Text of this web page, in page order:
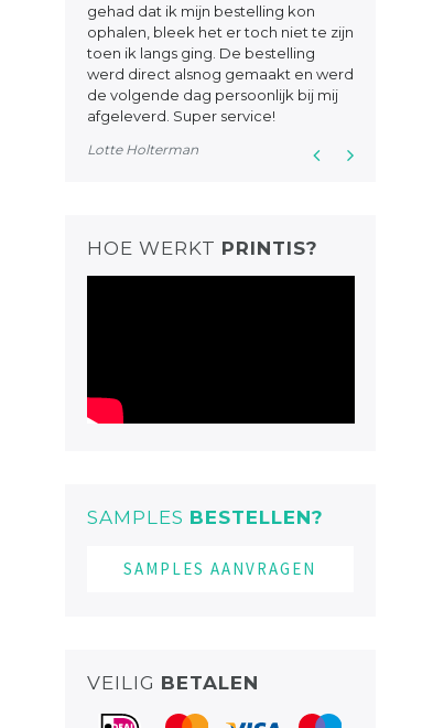
gehad dat ik mijn bestelling kon
ophalen, bleek het er toch niet te zijn
toen ik langs ging. De bestelling
werd direct alsnog gemaakt en werd
de volgende dag persoonlijk bij mij
afgeleverd. Super service!
Lotte Holterman
HOE WERKT PRINTIS?
SAMPLES BESTELLEN?
SAMPLES AANVRAGEN
VEILIG BETALEN